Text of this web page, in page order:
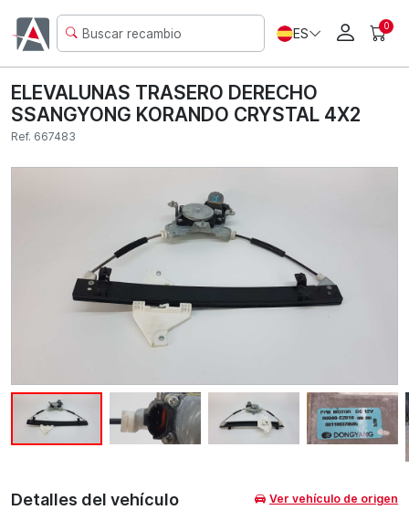
ES 0
ELEVALUNAS TRASERO DERECHO
SSANGYONG KORANDO CRYSTAL 4X2
Ref. 667483
Detalles del vehículo Ver vehículo de origen